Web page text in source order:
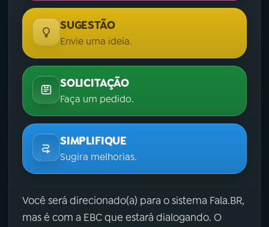
SUGESTÃO
Envie uma ideia.
SOLICITAÇÃO
Faça um pedido.
SIMPLIFIQUE
Sugira melhorias.
Você será direcionado(a) para o sistema Fala.BR,
mas é com a EBC que estará dialogando. O